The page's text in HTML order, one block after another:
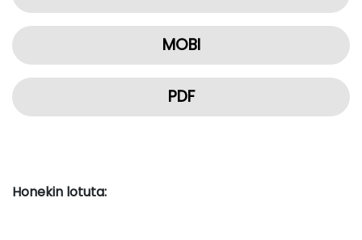
MOBI
PDF
Honekin lotuta: